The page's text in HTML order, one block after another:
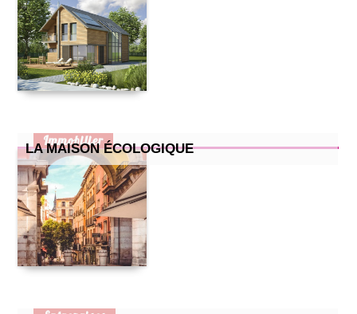
LA MAISON ÉCOLOGIQUE
Immobilier